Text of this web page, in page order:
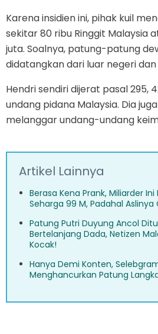
Karena insidien ini, pihak kuil
sekitar 80 ribu Ringgit Malaysia
juta. Soalnya, patung-patung
didatangkan dari luar negeri
Hendri sendiri dijerat pasal 295,
undang pidana Malaysia. Dia
melanggar undang-undang
Artikel Lainnya
Berasa Kena Prank, Miliarder
Seharga 99 M, Padahal
Patung Putri Duyung Ancol
Bertelanjang Dada, Netizen
Kocak!
Hanya Demi Konten,
Menghancurkan Patung